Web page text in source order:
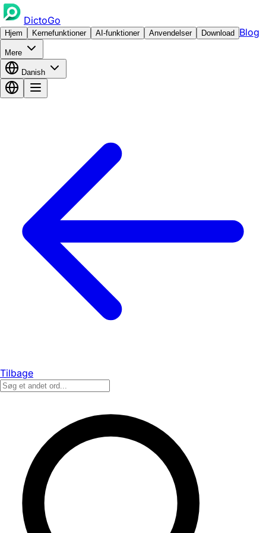
DictoGo
Hjem Kernefunktioner AI-funktioner Anvendelser Download Blog
Mere
Danish
Tilbage